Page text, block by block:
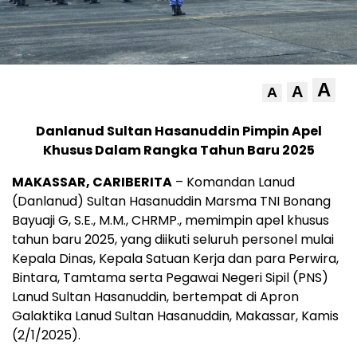
A A A
Danlanud Sultan Hasanuddin Pimpin Apel
Khusus Dalam Rangka Tahun Baru 2025
MAKASSAR, CARIBERITA – Komandan Lanud
(Danlanud) Sultan Hasanuddin Marsma TNI Bonang
Bayuaji G, S.E., M.M., CHRMP., memimpin apel khusus
tahun baru 2025, yang diikuti seluruh personel mulai
Kepala Dinas, Kepala Satuan Kerja dan para Perwira,
Bintara, Tamtama serta Pegawai Negeri Sipil (PNS)
Lanud Sultan Hasanuddin, bertempat di Apron
Galaktika Lanud Sultan Hasanuddin, Makassar, Kamis
(2/1/2025).